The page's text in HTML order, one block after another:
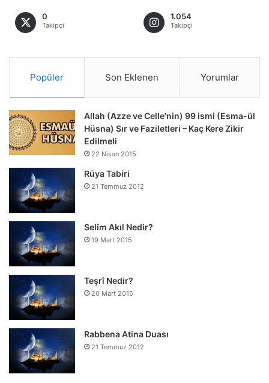
0
Takipçi
1.054
Takipçi
Popüler Son Eklenen Yorumlar
Allah (Azze ve Celle’nin) 99 ismi (Esma-ül
Hüsna) Sır ve Faziletleri – Kaç Kere Zikir
Edilmeli
22 Nisan 2015
Rüya Tabiri
21 Temmuz 2012
Selîm Akıl Nedir?
19 Mart 2015
Teşrî Nedir?
20 Mart 2015
Rabbena Atina Duası
21 Temmuz 2012